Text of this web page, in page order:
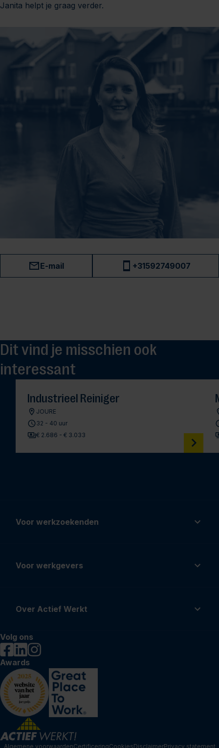
Janita helpt je graag verder.
E-mail +31592749007
Dit vind je misschien ook
interessant
Industrieel Reiniger
JOURE
32 - 40 uur
€ 2.686 - € 3.033
Voor werkzoekenden
Voor werkgevers
Over Actief Werkt
Volg ons
Awards
Algemene voorwaardenCertificeringCookiesDisclaimerPrivacy statement